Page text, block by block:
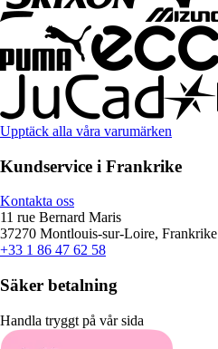
Upptäck alla våra varumärken
Kundservice i Frankrike
Kontakta oss
11 rue Bernard Maris
37270 Montlouis-sur-Loire, Frankrike
+33 1 86 47 62 58
Säker betalning
Handla tryggt på vår sida